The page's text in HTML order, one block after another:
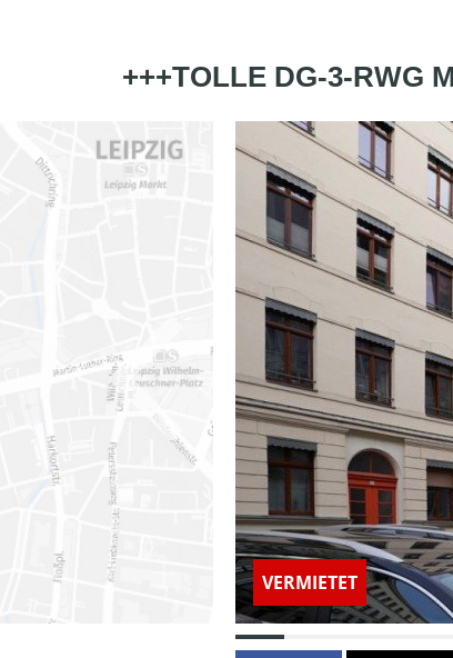
+++TOLLE DG-3-RWG
VERMIETET